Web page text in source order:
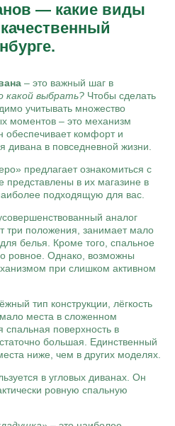
— какие виды
– это важный шаг в
какой выбрать? Чтобы сделать
учитывать множество
моментов – это механизм
комфорт и
дивана в повседневной жизни.
предлагает ознакомиться с
в их магазине в
подходящую для вас.
аналог
три положения, занимает мало
белья. Кроме того, спальное
ровное. Однако, возможны
при слишком активном
тип конструкции, лёгкость
места в сложенном
спальная поверхность в
большая. Единственный
ниже, чем в других моделях.
в угловых диванах. Он
ровную спальную